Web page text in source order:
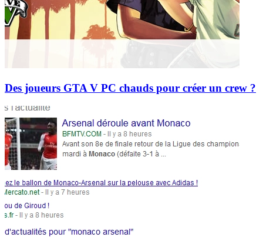
Des joueurs GTA V PC chauds pour créer un crew ?